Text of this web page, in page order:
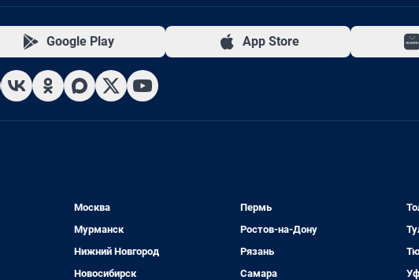
Google Play App Store
Москва
Мурманск
Нижний Новгород
Новосибирск
Пермь
Ростов-на-Дону
Рязань
Самара